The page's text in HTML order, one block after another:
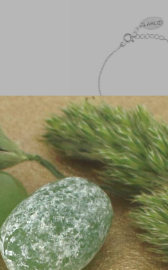
Armband hartjes
1326
€27,95
Incl. btw